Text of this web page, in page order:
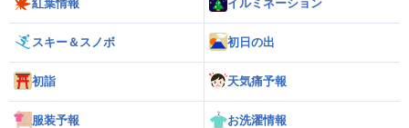
紅葉情報 イルミネーション
スキー＆スノボ 初日の出
初詣 天気痛予報
服装予報 お洗濯情報